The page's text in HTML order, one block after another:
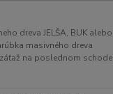
dreva JELŠA, BUK alebo
masivného dreva
na poslednom schode